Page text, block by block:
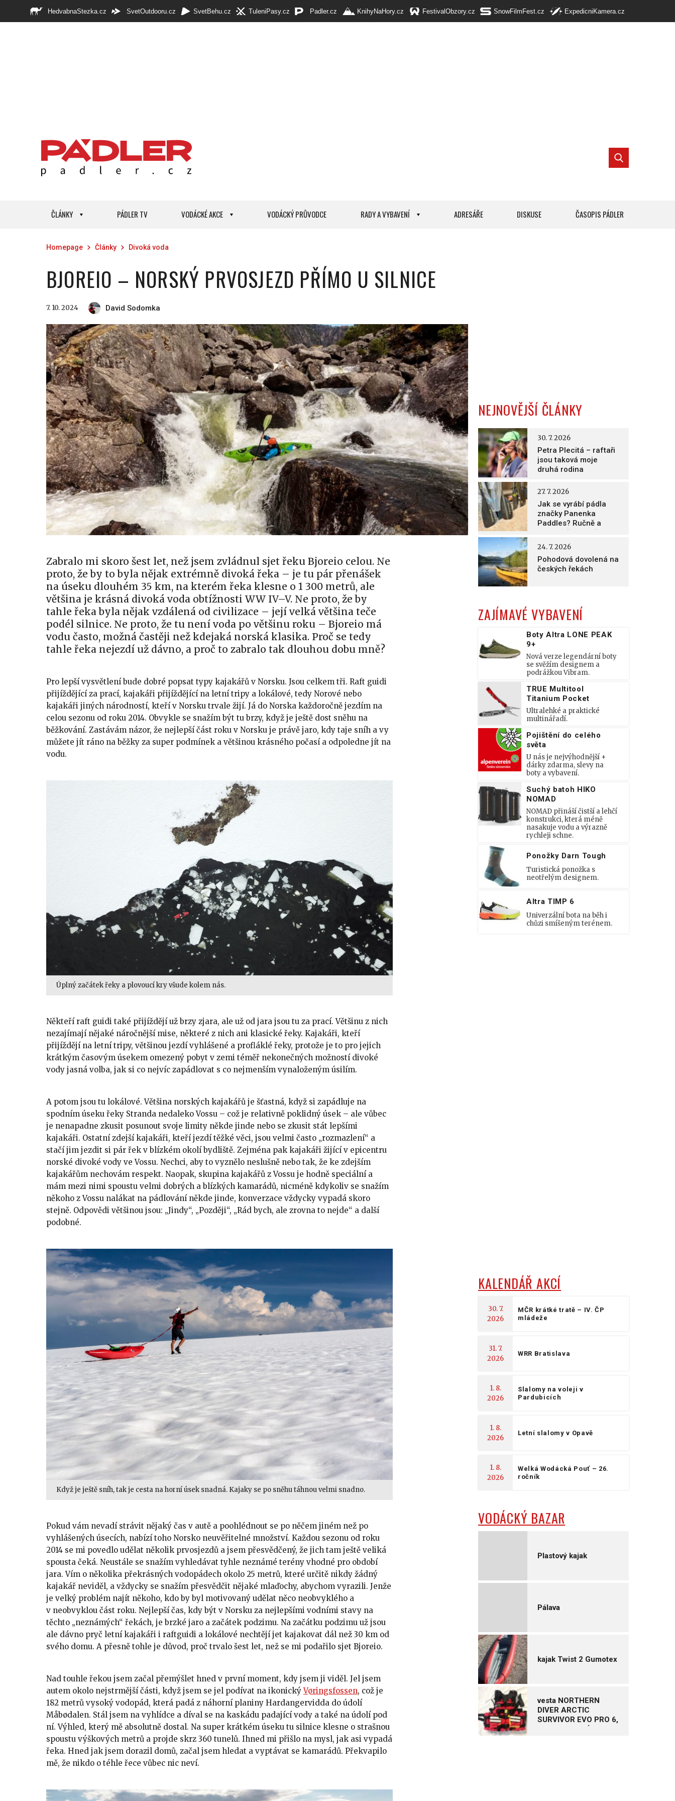
HedvabnaStezka.cz SvetOutdooru.cz SvetBehu.cz TuleniPasy.cz Padler.cz KnihyNaHory.cz FestivalObzory.cz SnowFilmFest.cz ExpedicniKamera.cz
ČLÁNKY PÁDLER TV VODÁCKÉ AKCE VODÁCKÝ PRŮVODCE RADY A VYBAVENÍ ADRESÁŘE DISKUSE ČASOPIS PÁDLER
Homepage Články Divoká voda
BJOREIO – NORSKÝ PRVOSJEZD PŘÍMO U SILNICE
7. 10. 2024 David Sodomka
Zabralo mi skoro šest let, než jsem zvládnul sjet řeku Bjoreio celou. Ne
proto, že by to byla nějak extrémně divoká řeka – je tu pár přenášek
na úseku dlouhém 35 km, na kterém řeka klesne o 1 300 metrů, ale
většina je krásná divoká voda obtížnosti WW IV–V. Ne proto, že by
tahle řeka byla nějak vzdálená od civilizace – její velká většina teče
podél silnice. Ne proto, že tu není voda po většinu roku – Bjoreio má
vodu často, možná častěji než kdejaká norská klasika. Proč se tedy
tahle řeka nejezdí už dávno, a proč to zabralo tak dlouhou dobu mně?
Pro lepší vysvětlení bude dobré popsat typy kajakářů v Norsku. Jsou celkem tři. Raft guidi
přijíždějící za prací, kajakáři přijíždějící na letní tripy a lokálové, tedy Norové nebo
kajakáři jiných národností, kteří v Norsku trvale žijí. Já do Norska každoročně jezdím na
celou sezonu od roku 2014. Obvykle se snažím být tu brzy, když je ještě dost sněhu na
běžkování. Zastávám názor, že nejlepší část roku v Norsku je právě jaro, kdy taje sníh a vy
můžete jít ráno na běžky za super podmínek a většinou krásného počasí a odpoledne jít na
vodu.
Úplný začátek řeky a plovoucí kry všude kolem nás.
Někteří raft guidi také přijíždějí už brzy zjara, ale už od jara jsou tu za prací. Většinu z nich
nezajímají nějaké náročnější mise, některé z nich ani klasické řeky. Kajakáři, kteří
přijíždějí na letní tripy, většinou jezdí vyhlášené a profláklé řeky, protože je to pro jejich
krátkým časovým úsekem omezený pobyt v zemi téměř nekonečných možností divoké
vody jasná volba, jak si co nejvíc zapádlovat s co nejmenším vynaloženým úsilím.
A potom jsou tu lokálové. Většina norských kajakářů je šťastná, když si zapádluje na
spodním úseku řeky Stranda nedaleko Vossu – což je relativně poklidný úsek – ale vůbec
je nenapadne zkusit posunout svoje limity někde jinde nebo se zkusit stát lepšími
kajakáři. Ostatní zdejší kajakáři, kteří jezdí těžké věci, jsou velmi často „rozmazlení“ a
stačí jim jezdit si pár řek v blízkém okolí bydliště. Zejména pak kajakáři žijící v epicentru
norské divoké vody ve Vossu. Nechci, aby to vyznělo neslušně nebo tak, že ke zdejším
kajakářům nechovám respekt. Naopak, skupina kajakářů z Vossu je hodně speciální a
mám mezi nimi spoustu velmi dobrých a blízkých kamarádů, nicméně kdykoliv se snažím
někoho z Vossu nalákat na pádlování někde jinde, konverzace vždycky vypadá skoro
stejně. Odpovědi většinou jsou: „Jindy“, „Později“, „Rád bych, ale zrovna to nejde“ a další
podobné.
Když je ještě sníh, tak je cesta na horní úsek snadná. Kajaky se po sněhu táhnou velmi snadno.
Pokud vám nevadí strávit nějaký čas v autě a poohlédnout se po něčem jiném než po
vyhlášených úsecích, nabízí toho Norsko neuvěřitelné množství. Každou sezonu od roku
2014 se mi povedlo udělat několik prvosjezdů a jsem přesvědčený, že jich tam ještě veliká
spousta čeká. Neustále se snažím vyhledávat tyhle neznámé terény vhodné pro období
jara. Vím o několika překrásných vodopádech okolo 25 metrů, které určitě nikdy žádný
kajakář neviděl, a vždycky se snažím přesvědčit nějaké mlaďochy, abychom vyrazili. Jenže
je velký problém najít někoho, kdo by byl motivovaný udělat něco neobvyklého a
v neobvyklou část roku. Nejlepší čas, kdy být v Norsku za nejlepšími vodními stavy na
těchto „neznámých“ řekách, je brzké jaro a začátek podzimu. Na začátku podzimu už jsou
ale dávno pryč letní kajakáři i raftguidi a lokálové nechtějí jet kajakovat dál než 30 km od
svého domu. A přesně tohle je důvod, proč trvalo šest let, než se mi podařilo sjet Bjoreio.
Nad touhle řekou jsem začal přemýšlet hned v první moment, kdy jsem ji viděl. Jel jsem
autem okolo nejstrmější části, když jsem se jel podívat na ikonickýVøringsfossen, což je
182 metrů vysoký vodopád, která padá z náhorní planiny Hardangervidda do údolí
Måbødalen. Stál jsem na vyhlídce a díval se na kaskádu padající vody a také na údolí pod
ní. Výhled, který mě absolutně dostal. Na super krátkém úseku tu silnice klesne o strašnou
spoustu výškových metrů a projde skrz 360 tunelů. Ihned mi přišlo na mysl, jak asi vypadá
řeka. Hned jak jsem dorazil domů, začal jsem hledat a vyptávat se kamarádů. Překvapilo
mě, že nikdo o téhle řece vůbec nic neví.
NEJNOVĚJŠÍ ČLÁNKY
Petra Plecitá – raftaři
jsou taková moje
druhá rodina
30. 7. 2026
Jak se vyrábí pádla
značky Panenka
Paddles? Ručně a
nesmírně poctivě!
27. 7. 2026
Pohodová dovolená na
českých řekách
24. 7. 2026
ZAJÍMAVÉ VYBAVENÍ
Boty Altra LONE PEAK
9+
Nová verze legendární boty
se svěžím designem a
podrážkou Vibram.
TRUE Multitool
Titanium Pocket
Ultralehké a praktické
multinářadí.
Pojištění do celého
světa
U nás je nejvýhodnější +
dárky zdarma, slevy na
boty a vybavení.
Suchý batoh HIKO
NOMAD
NOMAD přináší čistší a lehčí
konstrukci, která méně
nasakuje vodu a výrazně
rychleji schne.
Ponožky Darn Tough
Turistická ponožka s
neotřelým designem.
Altra TIMP 6
Univerzální bota na běh i
chůzi smíšeným terénem.
KALENDÁŘ AKCÍ
30. 7.
2026
MČR krátké tratě – IV. ČP
mládeže
31. 7.
2026
WRR Bratislava
1. 8.
2026
Slalomy na voleji v
Pardubicích
1. 8.
2026
Letní slalomy v Opavě
1. 8.
2026
Welká Wodácká Pouť – 26.
ročník
VODÁCKÝ BAZAR
Plastový kajak
Pálava
kajak Twist 2 Gumotex
vesta NORTHERN
DIVER ARCTIC
SURVIVOR EVO PRO 6,
vel. XL – NOVÁ